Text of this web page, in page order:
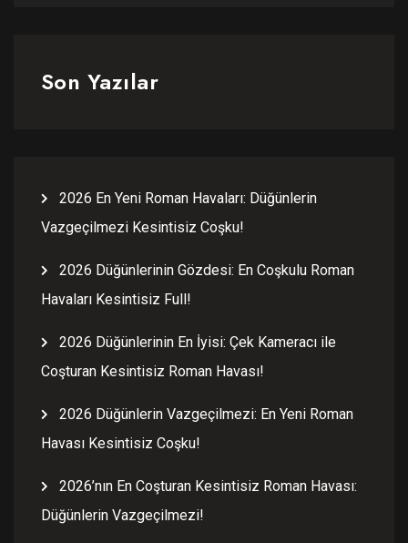
Son Yazılar
2026 En Yeni Roman Havaları: Düğünlerin
Vazgeçilmezi Kesintisiz Coşku!
2026 Düğünlerinin Gözdesi: En Coşkulu Roman
Havaları Kesintisiz Full!
2026 Düğünlerinin En İyisi: Çek Kameracı ile
Coşturan Kesintisiz Roman Havası!
2026 Düğünlerin Vazgeçilmezi: En Yeni Roman
Havası Kesintisiz Coşku!
2026’nın En Coşturan Kesintisiz Roman Havası:
Düğünlerin Vazgeçilmezi!